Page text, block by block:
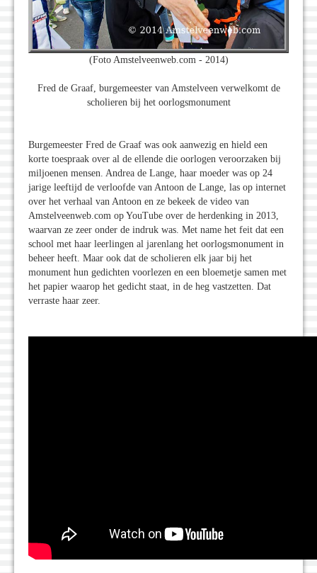
(Foto Amstelveenweb.com - 2014)
Fred de Graaf, burgemeester van Amstelveen verwelkomt de
scholieren bij het oorlogsmonument
Burgemeester Fred de Graaf was ook aanwezig en hield een
korte toespraak over al de ellende die oorlogen veroorzaken bij
miljoenen mensen. Andrea de Lange, haar moeder was op 24
jarige leeftijd de verloofde van Antoon de Lange, las op internet
over het verhaal van Antoon en ze bekeek de video van
Amstelveenweb.com op YouTube over de herdenking in 2013,
waarvan ze zeer onder de indruk was. Met name het feit dat een
school met haar leerlingen al jarenlang het oorlogsmonument in
beheer heeft. Maar ook dat de scholieren elk jaar bij het
monument hun gedichten voorlezen en een bloemetje samen met
het papier waarop het gedicht staat, in de heg vastzetten. Dat
verraste haar zeer.